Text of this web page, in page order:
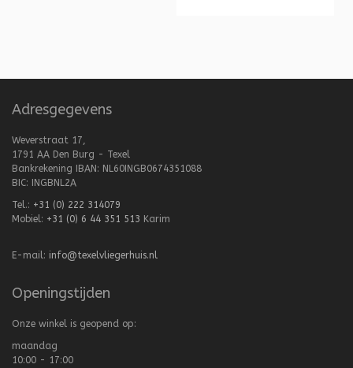
Adresgegevens
Weverstraat 17,
1791 AA Den Burg - Texel
Bankrekening IBAN: NL60INGB0674351088
BIC: INGBNL2A
Tel.: +31 (0) 222 314079
Mobiel: +31 (0) 6 44 351 513 Karim
E-mail: info@texelvliegerhuis.nl
Openingstijden
Onze winkel is geopend op:
maandag
10:00 - 17:00